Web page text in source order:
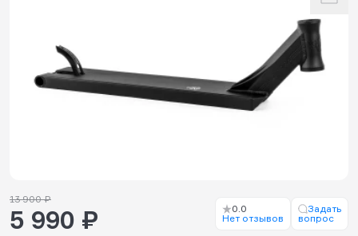
13 900 ₽
5 990 ₽
0.0
Нет отзывов
Задать
вопрос